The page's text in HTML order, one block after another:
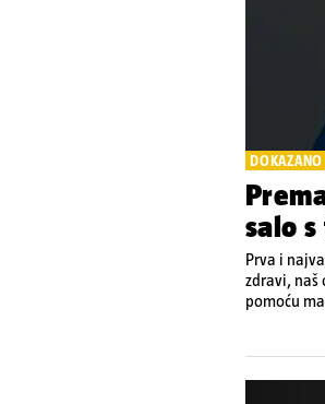
DOKAZANO
salo
Prva i
zdravi, naš
pomoću